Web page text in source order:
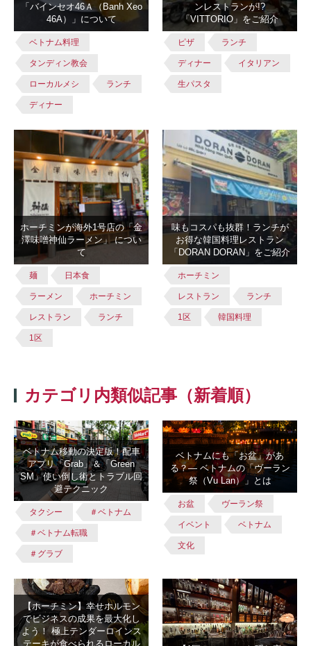
「バインセオ46Ａ（Banh Xeo
46A）」について
ベトナム料理
タンディン教会
ローカルメシ ランチ
ディナー
ンレストランが!?
「VITTORIO」をご紹介
ピザ ランチ
ディナー イタリアン
生パスタ
ホーチミンが海外1号店の「金
澤味噌神仙ラーメン」 につい
て
麺 日本食
ラーメン ホーチミン
レストラン ランチ
1区
味もコスパも抜群！ランチが
お得な韓国料理レストラン
「DORAN DORAN」をご紹介
ホーチミン
レストラン ランチ
1区 韓国料理
カテゴリ内類似記事（新着順）
ベトナム移動の決定版！配車
アプリ「Grab」＆「Green
SM」使い倒し術とトラブル回
避テクニック
タクシー ＃ベトナム
＃ベトナム転職
＃グラブ
ベトナムにも「お盆」があ
る？― ベトナムの「ヴーラン
祭（Vu Lan）」とは
お盆 ヴーラン祭
イベント ベトナム
文化
【ホーチミン】幸せホルモン
でビジネスの成果を最大化し
よう！ 極上テンダーロインス
テーキが食べられるローカル